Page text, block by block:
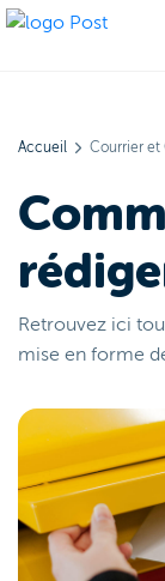
Accueil Courrier et
Retrouvez ici
mise en forme